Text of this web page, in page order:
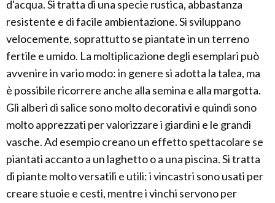
d'acqua. Si tratta di una specie rustica, abbastanza
resistente e di facile ambientazione. Si sviluppano
velocemente, soprattutto se piantate in un terreno
fertile e umido. La moltiplicazione degli esemplari può
avvenire in vario modo: in genere si adotta la talea, ma
è possibile ricorrere anche alla semina e alla margotta.
Gli alberi di salice sono molto decorativi e quindi sono
molto apprezzati per valorizzare i giardini e le grandi
vasche. Ad esempio creano un effetto spettacolare se
piantati accanto a un laghetto o a una piscina. Si tratta
di piante molto versatili e utili: i vincastri sono usati per
creare stuoie e cesti, mentre i vinchi servono per